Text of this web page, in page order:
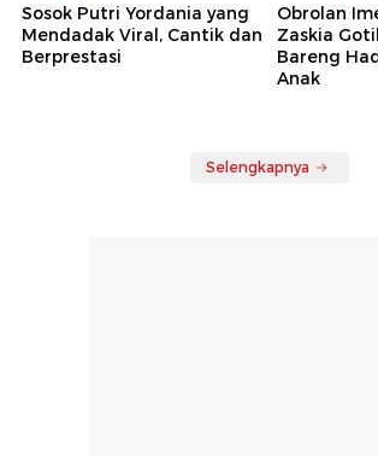
Sosok Putri Yordania yang
Mendadak Viral, Cantik dan
Berprestasi
Obrolan
Zaskia
Bareng
Anak
Selengkapnya